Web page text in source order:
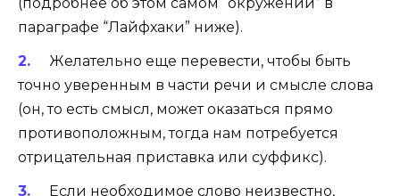
параграфе “Лайфхаки” ниже).
Желательно еще перевести, чтобы быть
точно уверенным в части речи и смысле слова
(он, то есть смысл, может оказаться прямо
противоположным, тогда нам потребуется
отрицательная приставка или суффикс).
Если необходимое слово неизвестно,